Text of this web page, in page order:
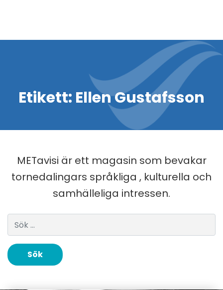
Etikett: Ellen Gustafsson
METavisi är ett magasin som bevakar
tornedalingars språkliga , kulturella och
samhälleliga intressen.
Sök efter: